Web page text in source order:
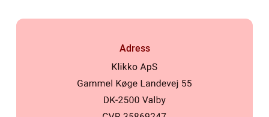
Adress